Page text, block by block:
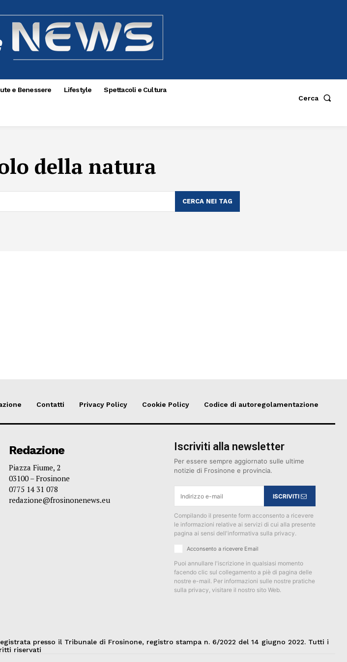
e Benessere Lifestyle Spettacoli e Cultura
Cerca
della natura
CERCA NEI TAG
Contatti Privacy Policy Cookie Policy Codice di autoregolamentazione
Redazione
Piazza Fiume, 2
03100 – Frosinone
0775 14 31 078
redazione@frosinonenews.eu
Iscriviti alla newsletter
Per essere sempre aggiornato sulle ultime
notizie di Frosinone e provincia.
ISCRIVITI
Compilando il presente form acconsento a ricevere
le informazioni relative ai servizi di cui alla presente
pagina ai sensi dell'informativa sulla privacy.
Acconsento a ricevere Email
Puoi annullare l'iscrizione in qualsiasi momento
facendo clic sul collegamento a piè di pagina delle
nostre e-mail. Per informazioni sulle nostre pratiche
sulla privacy, visitare il nostro sito Web.
presso il Tribunale di Frosinone, registro stampa n. 6/2022 del 14 giugno 2022. Tutti i
riservati